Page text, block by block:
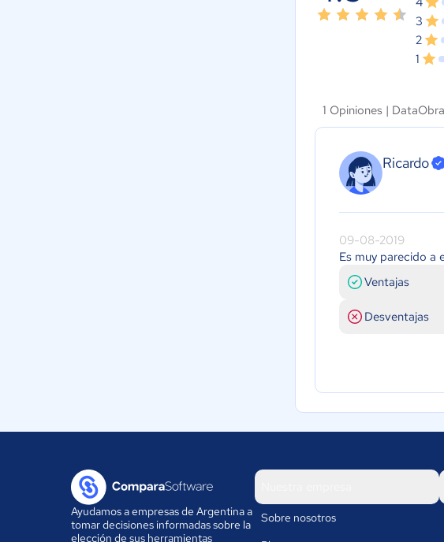
3
2
1
1 Opiniones |
Ricardo
09-08-2019
Es muy parecido a
Ventajas
Desventajas
Ayudamos a empresas de Argentina a
tomar decisiones informadas sobre la
elección de sus herramientas
Sobre nosotros